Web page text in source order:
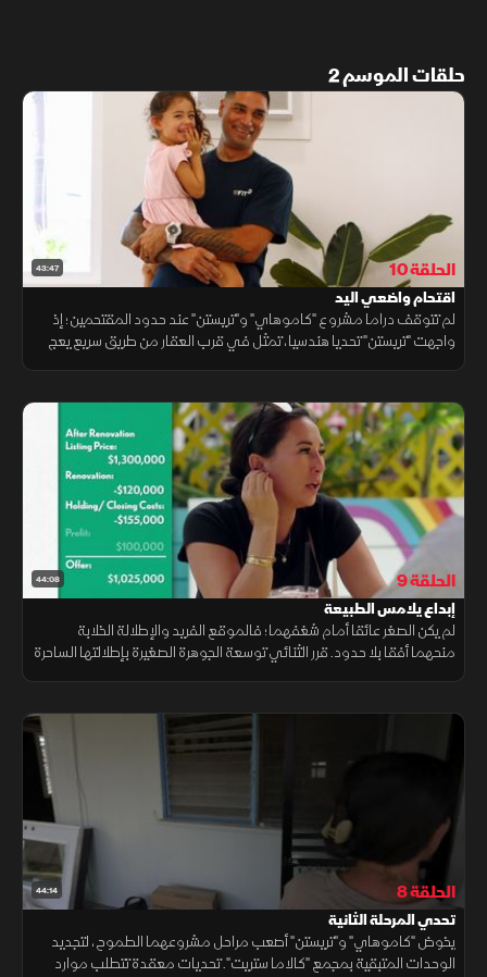
حلقات الموسم 2
43:47 الحلقة 10
اقتحام واضعي اليد
لم تتوقف دراما مشروع "كاموهاي" و"تريستن" عند حدود المقتحمين؛ إذ
واجهت "تريستن" تحديا هندسيا، تمثل في قرب العقار من طريق سريع يعج
44:08 الحلقة 9
إبداع يلامس الطبيعة
لم يكن الصغر عائقا أمام شغفهما؛ فالموقع الفريد والإطلالة الخلابة
منحهما أفقا بلا حدود. قرر الثنائي توسعة الجوهرة الصغيرة بإطلالتها الساحرة
44:14 الحلقة 8
تحدي المرحلة الثانية
يخوض "كاموهاي" و"تريستن" أصعب مراحل مشروعهما الطموح، لتجديد
الوحدات المتبقية بمجمع "كالاما ستريت". تحديات معقدة تتطلب موارد